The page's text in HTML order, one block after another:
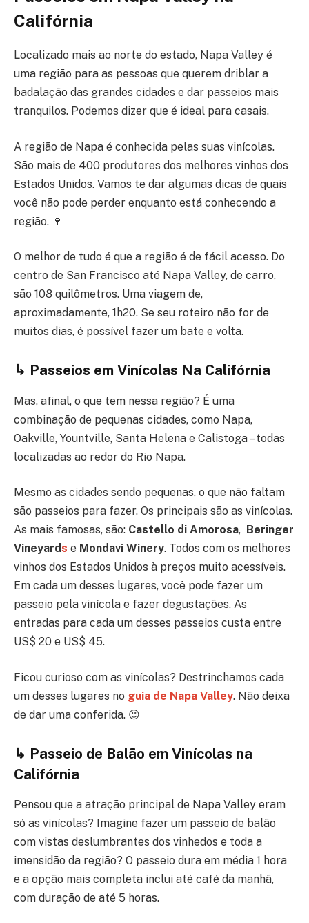
Califórnia
Localizado mais ao norte do estado, Napa Valley é
uma região para as pessoas que querem driblar a
badalação das grandes cidades e dar passeios mais
tranquilos. Podemos dizer que é ideal para casais.
A região de Napa é conhecida pelas suas vinícolas.
São mais de 400 produtores dos melhores vinhos dos
Estados Unidos. Vamos te dar algumas dicas de quais
você não pode perder enquanto está conhecendo a
região. 🍷
O melhor de tudo é que a região é de fácil acesso. Do
centro de San Francisco até Napa Valley, de carro,
são 108 quilômetros. Uma viagem de,
aproximadamente, 1h20. Se seu roteiro não for de
muitos dias, é possível fazer um bate e volta.
↳ Passeios em Vinícolas Na Califórnia
Mas, afinal, o que tem nessa região? É uma
combinação de pequenas cidades, como Napa,
Oakville, Yountville, Santa Helena e Calistoga – todas
localizadas ao redor do Rio Napa.
Mesmo as cidades sendo pequenas, o que não faltam
são passeios para fazer. Os principais são as vinícolas.
As mais famosas, são: Castello di Amorosa, Beringer
Vineyards e Mondavi Winery. Todos com os melhores
vinhos dos Estados Unidos à preços muito acessíveis.
Em cada um desses lugares, você pode fazer um
passeio pela vinícola e fazer degustações. As
entradas para cada um desses passeios custa entre
US$ 20 e US$ 45.
Ficou curioso com as vinícolas? Destrinchamos cada
um desses lugares no guia de Napa Valley. Não deixa
de dar uma conferida. 😉
↳ Passeio de Balão em Vinícolas na
Califórnia
Pensou que a atração principal de Napa Valley eram
só as vinícolas? Imagine fazer um passeio de balão
com vistas deslumbrantes dos vinhedos e toda a
imensidão da região? O passeio dura em média 1 hora
e a opção mais completa inclui até café da manhã,
com duração de até 5 horas.